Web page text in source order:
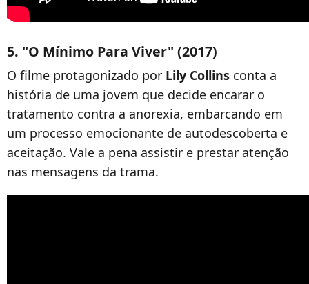
5. "O Mínimo Para Viver" (2017)
O filme protagonizado por Lily Collins conta a
história de uma jovem que decide encarar o
tratamento contra a anorexia, embarcando em
um processo emocionante de autodescoberta e
aceitação. Vale a pena assistir e prestar atenção
nas mensagens da trama.